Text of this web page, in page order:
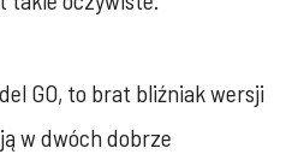
GO, to brat bliźniak wersji
w dwóch dobrze